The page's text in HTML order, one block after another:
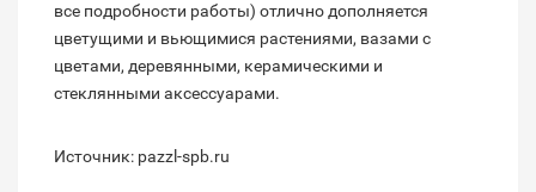
все подробности работы) отлично дополняется
цветущими и вьющимися растениями, вазами с
цветами, деревянными, керамическими и
стеклянными аксессуарами.
Источник: pazzl-spb.ru